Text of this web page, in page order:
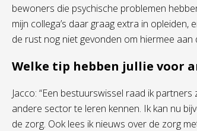
bewoners die psychische problemen
mijn collega’s daar graag extra in
de rust nog niet gevonden om hiermee aan
Welke tip hebben jullie voor
Jacco: “Een bestuurswissel raad ik
andere sector te leren kennen. Ik kan nu
de zorg. Ook lees ik nieuws over de zorg